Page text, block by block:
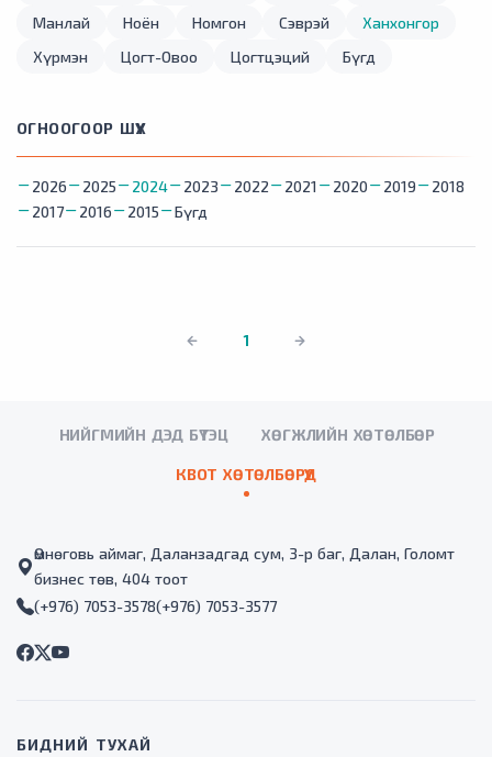
Манлай
Ноён Номгон Сэврэй
Ханхонгор
Хүрмэн
Цогт-Овоо Цогтцэций Бүгд
ОГНООГООР ШҮҮХ
2026 2025 2024 2023 2022 2021 2020 2019
2018
2017
2016 2015 Бүгд
1
НИЙГМИЙН ДЭД БҮТЭЦ ХӨГЖЛИЙН ХӨТӨЛБӨР
КВОТ ХӨТӨЛБӨРҮҮД
Өмнөговь аймаг, Даланзадгад сум, 3-р баг, Далан, Голомт
бизнес төв, 404 тоот
(+976) 7053-3578(+976) 7053-3577
БИДНИЙ ТУХАЙ